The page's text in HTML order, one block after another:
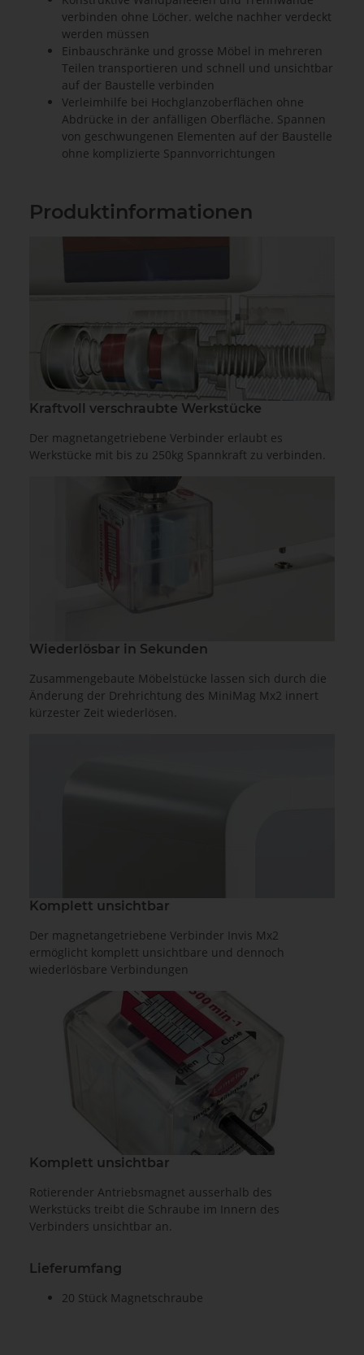
verbinden ohne Löcher. welche nachher verdeckt
werden müssen
Einbauschränke und grosse Möbel in mehreren
Teilen transportieren und schnell und unsichtbar
auf der Baustelle verbinden
Verleimhilfe bei Hochglanzoberflächen ohne
Abdrücke in der anfälligen Oberfläche. Spannen
von geschwungenen Elementen auf der Baustelle
ohne komplizierte Spannvorrichtungen
Produktinformationen
Kraftvoll verschraubte Werkstücke
Der magnetangetriebene Verbinder erlaubt es
Werkstücke mit bis zu 250kg Spannkraft zu verbinden.
Wiederlösbar in Sekunden
Zusammengebaute Möbelstücke lassen sich durch die
Änderung der Drehrichtung des MiniMag Mx2 innert
kürzester Zeit wiederlösen.
Komplett unsichtbar
Der magnetangetriebene Verbinder Invis Mx2
ermöglicht komplett unsichtbare und dennoch
wiederlösbare Verbindungen
Komplett unsichtbar
Rotierender Antriebsmagnet ausserhalb des
Werkstücks treibt die Schraube im Innern des
Verbinders unsichtbar an.
Lieferumfang
20 Stück Magnetschraube